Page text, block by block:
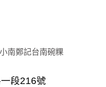
南鄭記台南碗粿
段216號